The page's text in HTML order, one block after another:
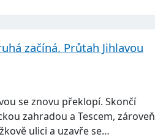
začíná. Průtah Jihlavou
se znovu překlopí. Skončí
zahradou a Tescem, zároveň
ulici a uzavře se…